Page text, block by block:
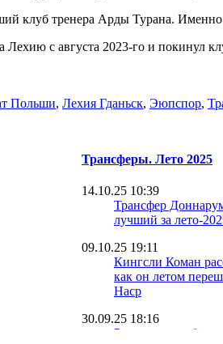
клуб тренера Арды Турана. Именно
с августа 2023-го и покинул
Польши, Лехия Гданьск, Эюпспор,
Трансферы. Лето 2025
14.10.25 10:39
Трансфер
лучший за лето-
09.10.25 19:11
Кингсли Коман
как он летом
Наср
30.09.25 18:16
Румменигге обозвал